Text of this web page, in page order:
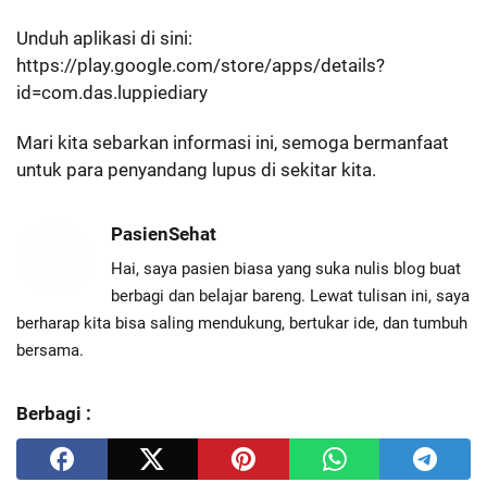
Unduh aplikasi di sini:
https://play.google.com/store/apps/details?
id=com.das.luppiediary
Mari kita sebarkan informasi ini, semoga bermanfaat
untuk para penyandang lupus di sekitar kita.
PasienSehat
Hai, saya pasien biasa yang suka nulis blog buat
berbagi dan belajar bareng. Lewat tulisan ini, saya
berharap kita bisa saling mendukung, bertukar ide, dan tumbuh
bersama.
Berbagi :